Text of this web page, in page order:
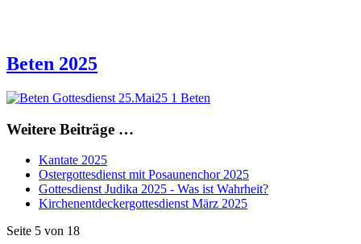
Beten 2025
Weitere Beiträge …
Kantate 2025
Ostergottesdienst mit Posaunenchor 2025
Gottesdienst Judika 2025 - Was ist Wahrheit?
Kirchenentdeckergottesdienst März 2025
Seite 5 von 18